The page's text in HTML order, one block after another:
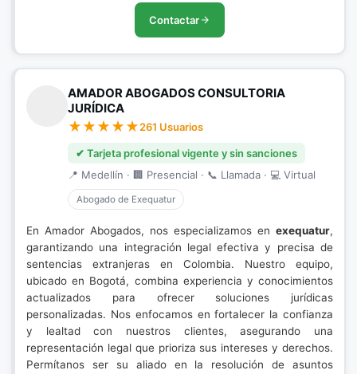
Contactar
AMADOR ABOGADOS CONSULTORIA
JURÍDICA
261 Usuarios
✔ Tarjeta profesional vigente y sin sanciones
📍 Medellín · 🏢 Presencial · 📞 Llamada · 💻 Virtual
Abogado de Exequatur
En Amador Abogados, nos especializamos en exequatur,
garantizando una integración legal efectiva y precisa de
sentencias extranjeras en Colombia. Nuestro equipo,
ubicado en Bogotá, combina experiencia y conocimientos
actualizados para ofrecer soluciones jurídicas
personalizadas. Nos enfocamos en fortalecer la confianza
y lealtad con nuestros clientes, asegurando una
representación legal que prioriza sus intereses y derechos.
Permítanos ser su aliado en la resolución de asuntos